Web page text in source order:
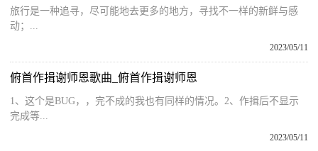
旅行是一种追寻，尽可能地去更多的地方，寻找不一样的新鲜与感
动；...
2023/05/11
俯首作揖谢师恩歌曲_俯首作揖谢师恩
1、这个是BUG，，完不成的我也有同样的情况。2、作揖后不显示
完成等...
2023/05/11